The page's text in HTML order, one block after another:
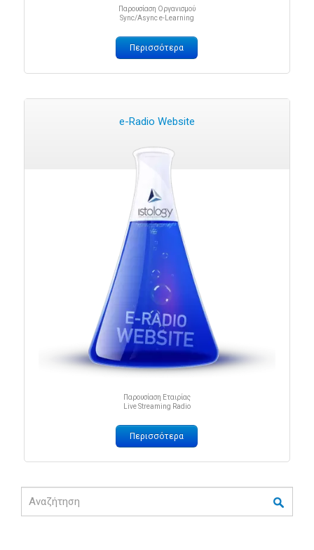
Παρουσίαση Οργανισμού
Sync/Async e-Learning
Περισσότερα
e-Radio Website
Παρουσίαση Εταιρίας
Live Streaming Radio
Περισσότερα